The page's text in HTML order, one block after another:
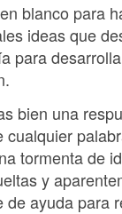
blanco para
ideas que
para
bien una
cualquier
tormenta de
y
de ayuda para